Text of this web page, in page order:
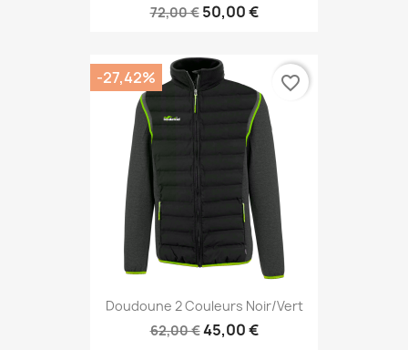
72,00 € 50,00 €
Doudoune 2 Couleurs Noir/vert
62,00 €45,00 €
-27,42% favorite_border